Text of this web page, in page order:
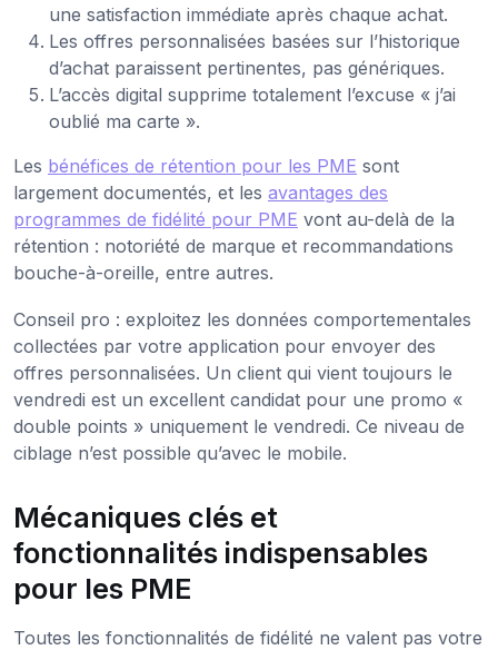
une satisfaction immédiate après chaque achat.
Les offres personnalisées basées sur l’historique
d’achat paraissent pertinentes, pas génériques.
L’accès digital supprime totalement l’excuse « j’ai
oublié ma carte ».
Les bénéfices de rétention pour les PME sont
largement documentés, et les avantages des
programmes de fidélité pour PME vont au-delà de la
rétention : notoriété de marque et recommandations
bouche-à-oreille, entre autres.
Conseil pro : exploitez les données comportementales
collectées par votre application pour envoyer des
offres personnalisées. Un client qui vient toujours le
vendredi est un excellent candidat pour une promo «
double points » uniquement le vendredi. Ce niveau de
ciblage n’est possible qu’avec le mobile.
Mécaniques clés et
fonctionnalités indispensables
pour les PME
Toutes les fonctionnalités de fidélité ne valent pas votre